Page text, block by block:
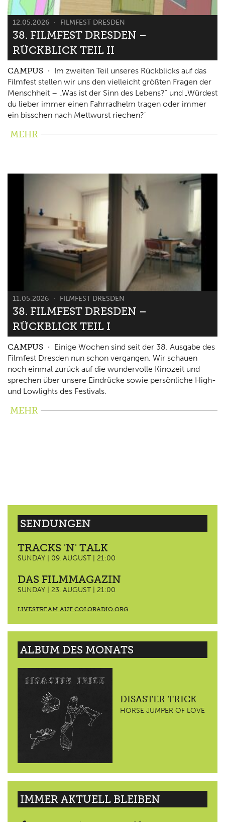
12.05.2026 FILMFEST DRESDEN
38. FILMFEST DRESDEN –
RÜCKBLICK TEIL II
CAMPUS
Im zweiten Teil unseres Rückblicks auf das
Filmfest stellen wir uns den vielleicht größten Fragen der
Menschheit – „Was ist der Sinn des Lebens?“ und „Würdest
du lieber immer einen Fahrradhelm tragen oder immer
ein bisschen nach Mettwurst riechen?"
MEHR
11.05.2026 FILMFEST DRESDEN
38. FILMFEST DRESDEN –
RÜCKBLICK TEIL I
CAMPUS
Einige Wochen sind seit der 38. Ausgabe des
Filmfest Dresden nun schon vergangen. Wir schauen
noch einmal zurück auf die wundervolle Kinozeit und
sprechen über unsere Eindrücke sowie persönliche High-
und Lowlights des Festivals.
MEHR
SENDUNGEN
TRACKS 'N' TALK
SUNDAY | 09. AUGUST | 21:00
DAS FILMMAGAZIN
SUNDAY | 23. AUGUST | 21:00
LIVESTREAM AUF COLORADIO.ORG
ALBUM DES MONATS
DISASTER TRICK
HORSE JUMPER OF LOVE
IMMER AKTUELL BLEIBEN